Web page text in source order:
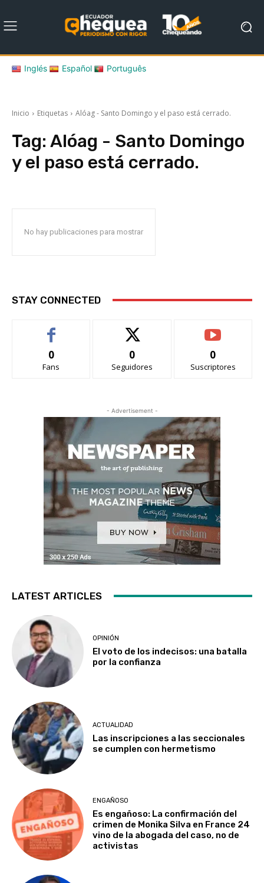
Inglés Español Português
Inicio Etiquetas Alóag - Santo Domingo y el paso está cerrado.
Tag: Alóag - Santo Domingo
y el paso está cerrado.
No hay publicaciones para mostrar
STAY CONNECTED
0
Fans
0
Seguidores
0
Suscriptores
- Advertisement -
LATEST ARTICLES
OPINIÓN
El voto de los indecisos: una batalla
por la confianza
ACTUALIDAD
Las inscripciones a las seccionales
se cumplen con hermetismo
ENGAÑOSO
Es engañoso: La confirmación del
crimen de Monika Silva en France 24
vino de la abogada del caso, no de
activistas